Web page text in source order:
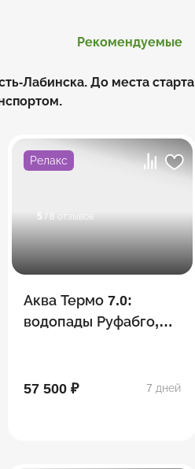
Рекомендуемые
Лабинска. До места старта
Релакс
5 / 8 отзывов
Аква Термо 7.0:
водопады Руфабго,
термальные
57 500 ₽ 7 дней